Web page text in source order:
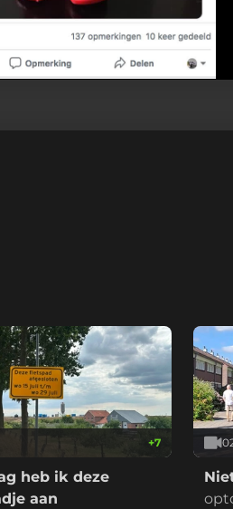
+7
heb ik deze
aan